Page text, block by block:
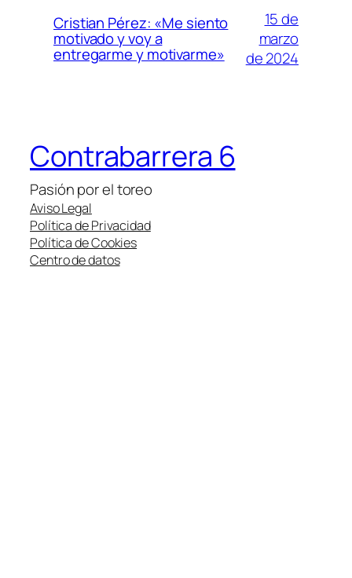
Cristian Pérez: «Me siento
motivado y voy a
entregarme y motivarme»
15 de
marzo
de 2024
Contrabarrera 6
Pasión por el toreo
Aviso Legal
Política de Privacidad
Política de Cookies
Centro de datos